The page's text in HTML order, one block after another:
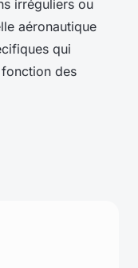
irréguliers ou
aéronautique
qui
des